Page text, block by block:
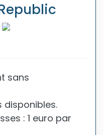
sans
disponibles.
: 1 euro par